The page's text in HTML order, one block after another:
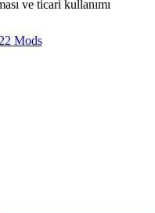
ve ticari kullanımı
Mods